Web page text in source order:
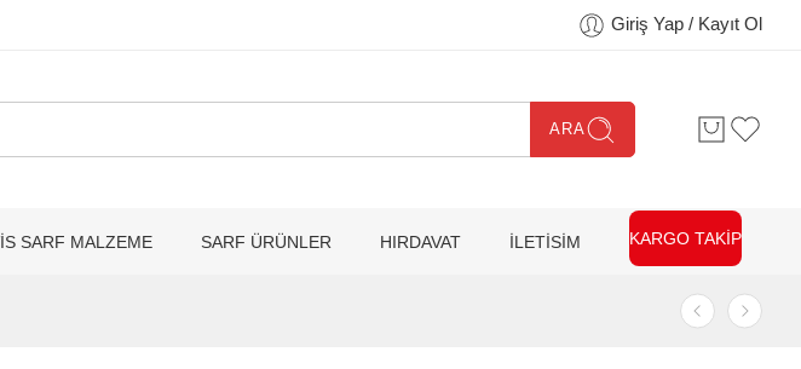
Giriş Yap / Kayıt Ol
ARA
SARF MALZEME SARF ÜRÜNLER HIRDAVAT İLETİSİM KARGO TAKİP